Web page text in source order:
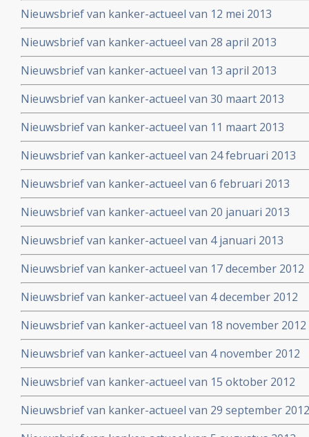
Nieuwsbrief van kanker-actueel van 12 mei 2013
Nieuwsbrief van kanker-actueel van 28 april 2013
Nieuwsbrief van kanker-actueel van 13 april 2013
Nieuwsbrief van kanker-actueel van 30 maart 2013
Nieuwsbrief van kanker-actueel van 11 maart 2013
Nieuwsbrief van kanker-actueel van 24 februari 2013
Nieuwsbrief van kanker-actueel van 6 februari 2013
Nieuwsbrief van kanker-actueel van 20 januari 2013
Nieuwsbrief van kanker-actueel van 4 januari 2013
Nieuwsbrief van kanker-actueel van 17 december 2012
Nieuwsbrief van kanker-actueel van 4 december 2012
Nieuwsbrief van kanker-actueel van 18 november 2012
Nieuwsbrief van kanker-actueel van 4 november 2012
Nieuwsbrief van kanker-actueel van 15 oktober 2012
Nieuwsbrief van kanker-actueel van 29 september